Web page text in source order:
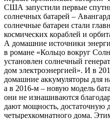
США запустили первые
солнечных батарей –
солнечные батареи стали
космических кораблей и
А домашние источники
в романе «Кольцо вокруг
установлен солнечный
дом электроэнергией». И в
домашние аккумуляторы для
а в 2016-м – новую модель
они не изнашиваются
дают мощность, достаточную
четырехкомнатного дома.